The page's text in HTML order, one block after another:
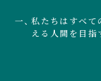
私たちはすべて
える人間を目指